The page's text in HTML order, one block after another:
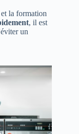
la formation
, il est
un